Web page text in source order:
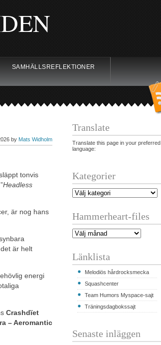
SAMHÄLLSREFLEKTIONER
by Mats Widholm
tonvis
Headless
är nog hans
är helt
energi
Crashdïet
– Aeromantic
Translate
Translate this page in your preferred
language:
Kategorier
Hammerheart-files
Länklista
Melodiös hårdrocksmecka
Squashcenter
Team Humors Myspace-sajt
Träningsdagbokssajt
Senaste inläggen